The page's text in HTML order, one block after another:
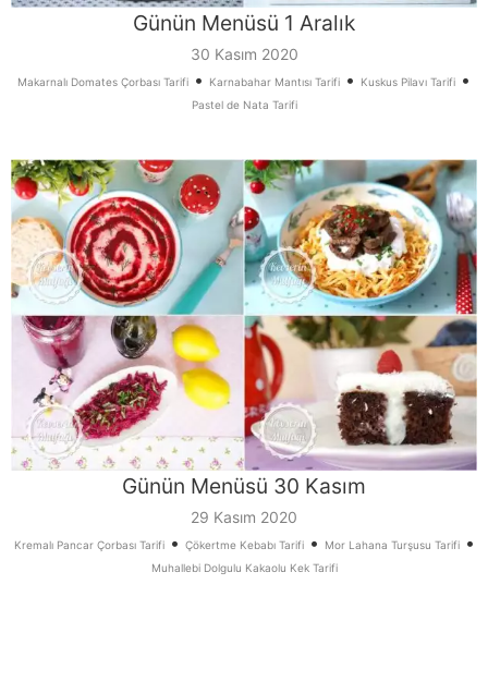
Günün Menüsü 1 Aralık
30 Kasım 2020
Makarnalı Domates Çorbası Tarifi • Karnabahar Mantısı Tarifi • Kuskus Pilavı Tarifi •
Pastel de Nata Tarifi
Günün Menüsü 30 Kasım
29 Kasım 2020
Kremalı Pancar Çorbası Tarifi• Çökertme Kebabı Tarifi• Mor Lahana Turşusu Tarifi•
Muhallebi Dolgulu Kakaolu Kek Tarifi